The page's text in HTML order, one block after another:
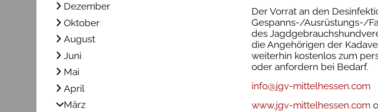
Dezember
Oktober
August
Juni
Mai
April
März
Der Vorrat an den
Gespanns-/Ausrüstungs-/
des
die Angehörigen der
weiterhin kostenlos zum
oder anfordern bei Bedarf.
info@jgv-mittelhessen.com
www.jgv-mittelhessen.com